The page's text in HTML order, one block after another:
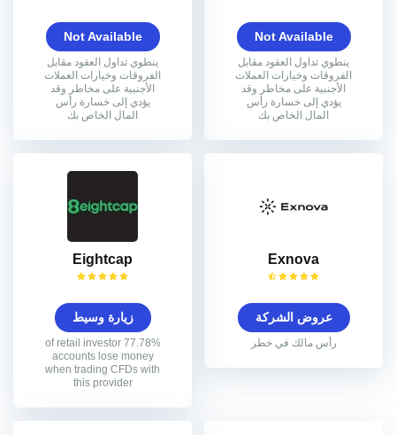
Not Available
ينطوي تداول العقود مقابل
الفروقات وخيارات العملات
الأجنبية على مخاطر وقد
يؤدي إلى خسارة رأس
المال الخاص بك
Not Available
ينطوي تداول العقود مقابل
الفروقات وخيارات العملات
الأجنبية على مخاطر وقد
يؤدي إلى خسارة رأس
المال الخاص بك
Exnova
عروض الشركة
رأس مالك في خطر
Eightcap
زيارة وسيط
77.78% of retail investor
accounts lose money
when trading CFDs with
this provider